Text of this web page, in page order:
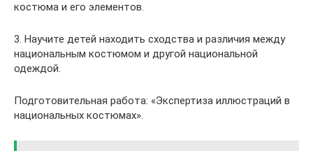
костюма и его элементов.
3. Научите детей находить сходства и различия между
национальным костюмом и другой национальной
одеждой.
Подготовительная работа: «Экспертиза иллюстраций в
национальных костюмах».